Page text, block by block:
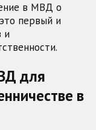
в МВД о
первый и
и
для
в